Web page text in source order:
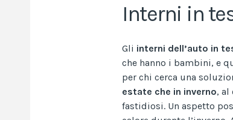
Interni in
Gli interni dell’auto in
che hanno i bambini, e
per chi cerca una
estate che in inverno, al
fastidiosi. Un aspetto